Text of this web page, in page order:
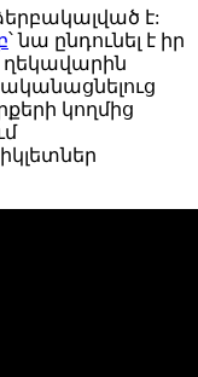
է:
՝ նա ընդունել է իր
ղեկավարին
կողմից